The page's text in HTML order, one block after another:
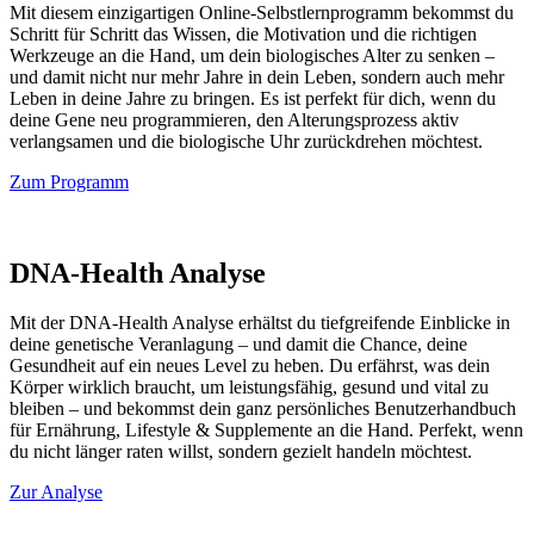
Mit diesem einzigartigen Online-Selbstlernprogramm bekommst du
Schritt für Schritt das Wissen, die Motivation und die richtigen
Werkzeuge an die Hand, um dein biologisches Alter zu senken –
und damit nicht nur mehr Jahre in dein Leben, sondern auch mehr
Leben in deine Jahre zu bringen. Es ist perfekt für dich, wenn du
deine Gene neu programmieren, den Alterungsprozess aktiv
verlangsamen und die biologische Uhr zurückdrehen möchtest.
Zum Programm
DNA-Health Analyse
Mit der DNA-Health Analyse erhältst du tiefgreifende Einblicke in
deine genetische Veranlagung – und damit die Chance, deine
Gesundheit auf ein neues Level zu heben. Du erfährst, was dein
Körper wirklich braucht, um leistungsfähig, gesund und vital zu
bleiben – und bekommst dein ganz persönliches Benutzerhandbuch
für Ernährung, Lifestyle & Supplemente an die Hand. Perfekt, wenn
du nicht länger raten willst, sondern gezielt handeln möchtest.
Zur Analyse